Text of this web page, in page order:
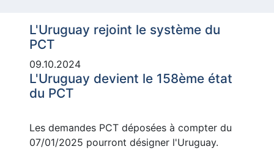
L'Uruguay rejoint le système du
PCT
09.10.2024
L'Uruguay devient le 158ème état
du PCT
Les demandes PCT déposées à compter du
07/01/2025 pourront désigner l'Uruguay.